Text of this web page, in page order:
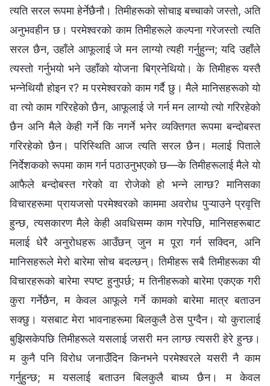
त्यति सरल रूपमा हेर्नेछैनौ। तिमीहरूको सोचाइ बच्चाको जस्तो, अति
अनुभवहीन छ। परमेश्‍वरको काम तिमीहरूले कल्पना गरेजस्तो त्यति
सरल छैन, उहाँले आफूलाई जे मन लाग्यो त्यही गर्नुहुन्न; यदि उहाँले
त्यस्तो गर्नुभयो भने उहाँको योजना बिग्रनेथियो। के तिमीहरू यस्तै
भन्‍नेथियौ होइन र? म परमेश्‍वरको काम गर्दै छु। मैले मानिसहरूको यो
वा त्यो काम गरिरहेको छैन, आफूलाई जे गर्न मन लाग्यो त्यो गरिरहेको
छैन अनि मैले केही गर्ने कि नगर्ने भनेर व्यक्तिगत रूपमा बन्दोबस्त
गरिरहेको छैन। परिस्थिति आज त्यति सरल छैन। मलाई पिताले
निर्देशकको रूपमा काम गर्न पठाउनुभएको छ—के तिमीहरूलाई मैले यो
आफैले बन्दोबस्त गरेको वा रोजेको हो भन्ने लाग्छ? मानिसका
विचारहरूमा प्रायजसो परमेश्‍वरको काममा अवरोध पुऱ्याउने प्रवृत्ति
हुन्छ, त्यसकारण मैले केही अवधिसम्म काम गरेपछि, मानिसहरूबाट
मलाई धेरै अनुरोधहरू आउँछन् जुन म पूरा गर्न सक्दिन, अनि
मानिसहरूले मेरो बारेमा सोच बदल्छन्। तिमीहरू सबै तिमीहरूका यी
विचारहरूको बारेमा स्पष्ट हुनुपर्छ; म तिनीहरूको बारेमा एकएक गरी
कुरा गर्नेछैन, म केवल आफूले गर्ने कामको बारेमा मात्र बताउन
सक्छु। यसबाट मेरा भावनाहरूमा बिलकुलै ठेस पुग्दैन। यो कुरालाई
बुझिसकेपछि तिमीहरूले यसलाई जसरी मन लाग्छ त्यसरी हेरे हुन्छ।
म कुनै पनि विरोध जनाउँदिन किनभने परमेश्‍वरले यसरी नै काम
गर्नुहुन्छ; म यसलाई बताउन बिलकुलै बाध्य छैन। म केवल